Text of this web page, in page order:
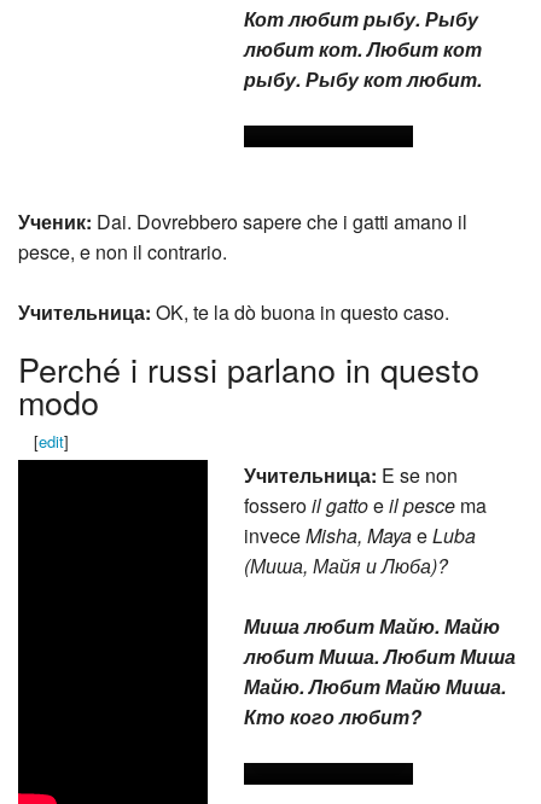
Кот любит рыбу. Рыбу
любит кот. Любит кот
рыбу. Рыбу кот любит.
Ученик: Dai. Dovrebbero sapere che i gatti amano il
pesce, e non il contrario.
Учительница: OK, te la dò buona in questo caso.
Perché i russi parlano in questo
modo
[edit]
Учительница: E se non
fossero il gattoe il pescema
invece Misha, Mayae Luba
(Миша, Майя и Люба)?
Миша любит Майю. Майю
любит Миша. Любит Миша
Майю. Любит Майю Миша.
Кто кого любит?